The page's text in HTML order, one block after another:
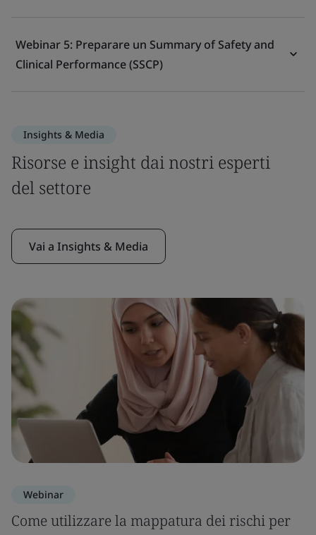
Webinar 5: Preparare un Summary of Safety and
Clinical Performance (SSCP)
Insights & Media
Risorse e insight dai nostri esperti
del settore
Vai a Insights & Media
Webinar
Come utilizzare la mappatura dei rischi per